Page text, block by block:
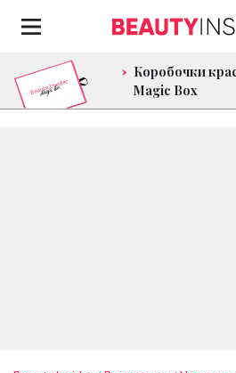
Коробочки
Magic Box